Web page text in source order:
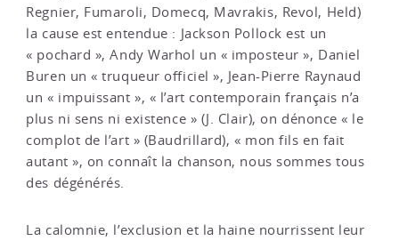
Regnier, Fumaroli, Domecq, Mavrakis, Revol, Held)
la cause est entendue : Jackson Pollock est un
« pochard », Andy Warhol un « imposteur », Daniel
Buren un « truqueur officiel », Jean-Pierre Raynaud
un « impuissant », « l’art contemporain français n’a
plus ni sens ni existence » (J. Clair), on dénonce « le
complot de l’art » (Baudrillard), « mon fils en fait
autant », on connaît la chanson, nous sommes tous
des dégénérés.
La calomnie, l’exclusion et la haine nourrissent leur